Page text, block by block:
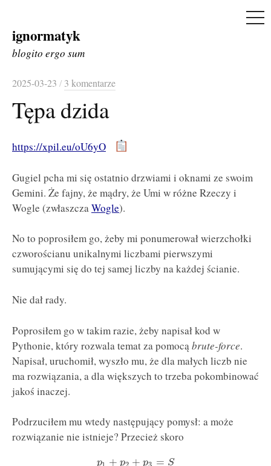
Skip
to
ignormatyk
blogito ergo sum
2025-03-23 / 3 komentarze
Tępa dzida
https://xpil.eu/oU6yO
Gugiel pcha mi się ostatnio drzwiami i oknami ze swoim
Gemini. Że fajny, że mądry, że Umi w różne Rzeczy i
Wogle (zwłaszczaWogle).
No to poprosiłem go, żeby mi ponumerował wierzchołki
czworościanu unikalnymi liczbami pierwszymi
sumującymi się do tej samej liczby na każdej ścianie.
Nie dał rady.
Poprosiłem go w takim razie, żeby napisał kod w
Pythonie, który rozwala temat za pomocą brute-force.
Napisał, uruchomił, wyszło mu, że dla małych liczb nie
ma rozwiązania, a dla większych to trzeba pokombinować
jakoś inaczej.
Podrzuciłem mu wtedy następujący pomysł: a może
rozwiązanie nie istnieje? Przecież skoro
p + p + p = S